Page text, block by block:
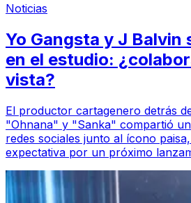
Noticias
Yo Gangsta y J Balvin
en el estudio:
vista?
El productor cartagenero detrás
"Ohnana" y "Sanka" compartió
redes sociales junto al ícono
expectativa por un próximo